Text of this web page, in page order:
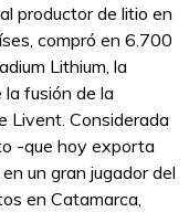
productor de litio en
compró en 6.700
Lithium, la
fusión de la
Livent. Considerada
-que hoy exporta
un gran jugador del
en Catamarca,